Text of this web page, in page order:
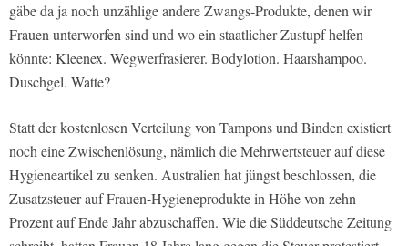
gäbe da ja noch unzählige andere Zwangs-Produkte, denen wir
Frauen unterworfen sind und wo ein staatlicher Zustupf helfen
könnte: Kleenex. Wegwerfrasierer. Bodylotion. Haarshampoo.
Duschgel. Watte?
Statt der kostenlosen Verteilung von Tampons und Binden existiert
noch eine Zwischenlösung, nämlich die Mehrwertsteuer auf diese
Hygieneartikel zu senken. Australien hat jüngst beschlossen, die
Zusatzsteuer auf Frauen-Hygieneprodukte in Höhe von zehn
Prozent auf Ende Jahr abzuschaffen. Wie die Süddeutsche Zeitung